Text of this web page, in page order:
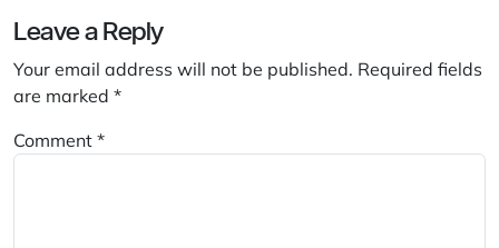
Leave a Reply
Your email address will not be published. Required fields
are marked *
Comment *